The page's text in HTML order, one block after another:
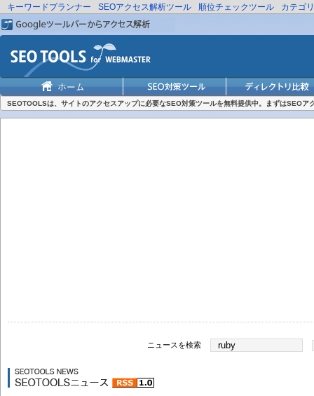
キーワードプランナー SEOアクセス解析ツール 順位チェックツール カテゴ
SEOTOOLSは、サイトのアクセスアップに必要なSEO対策ツールを無料提供中。まずはSEOア
ニュースを検索